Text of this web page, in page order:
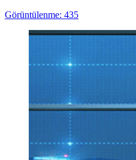
Görüntülenme: 435